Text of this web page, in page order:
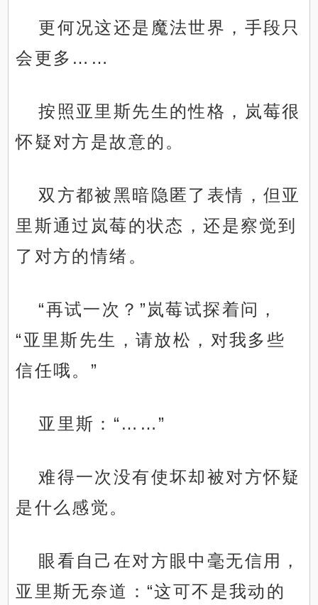
更何况这还是魔法世界，手段只
会更多……
按照亚里斯先生的性格，岚莓很
怀疑对方是故意的。
双方都被黑暗隐匿了表情，但亚
里斯通过岚莓的状态，还是察觉到
了对方的情绪。
“再试一次？”岚莓试探着问，
“亚里斯先生，请放松，对我多些
信任哦。”
亚里斯：“……”
难得一次没有使坏却被对方怀疑
是什么感觉。
眼看自己在对方眼中毫无信用，
亚里斯无奈道：“这可不是我动的